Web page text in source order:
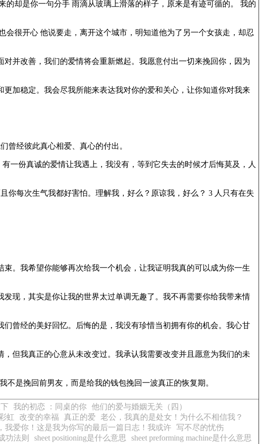
却是你一句分手 雨滴从玻璃上滑落的样子，原来是有迹可循的。 我的
很开心 他说要走，离开这个城市，明知道他为了另一个女孩走，却忍
并改善，我们的爱情将会重新燃起。我愿意付出一切来挽回你，因为
加稳定。我会尽我所能来表达我对你的爱和关心，让你知道你对我来
曾经彼此真心相爱、真心的付出。
一份真诚的爱情让我遇上，我没有，等到它失去的时候才后悔莫及，人
你每次生气我都好害怕。理解我，好么？原谅我，好么？ 3 人只有在失
。我希望你能够再次给我一个机会，让我证明我真的可以成为你一生
现，其实是你让我的世界太过单调无趣了。我不再需要你给我带来情
曾经的美好回忆。后悔的是，我没有珍惜当初拥有你的机会。我心甘
但我真正的心意从未改变过。我承认我需要改变并且愿意为我们的未
不是挽回前男友，而是给我的钱包挽回一波真正的恢复期。
我的初恋 ：同桌的你 他们的爱与婚姻无关（四）
虹 改变的幸福 真正的爱
老公，我真的是处女！为什么不相信我？
我爱你！这是我为你写的最后一篇日志！我或许 写不尽的忧伤
功法则 sheet positioning是什么意思 sheet preforming machine是什么意思